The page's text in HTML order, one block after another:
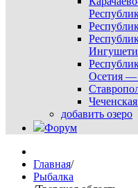
Осетия —
добавить озеро
Форум
Главная/
Рыбалка